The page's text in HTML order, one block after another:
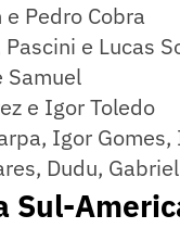
Pedro Cobra
e Lucas
Samuel
e Igor Toledo
Igor
Dudu,
Sul-